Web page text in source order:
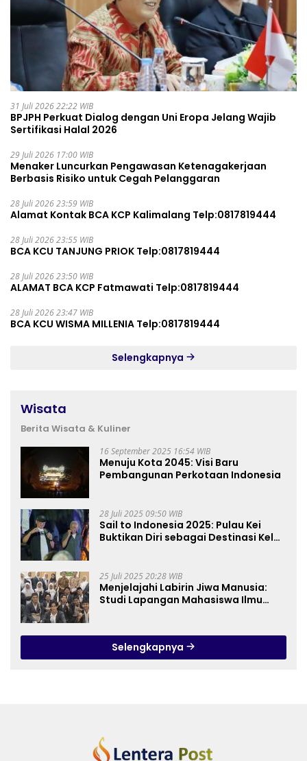
31 Juli 2026 22:22 WIB
BPJPH Perkuat Dialog dengan Uni Eropa Jelang Wajib
Sertifikasi Halal 2026
29 Juli 2026 17:00 WIB
Menaker Luncurkan Pengawasan Ketenagakerjaan
Berbasis Risiko untuk Cegah Pelanggaran
28 Juli 2026 23:59 WIB
Alamat Kontak BCA KCP Kalimalang Telp:0817819444
28 Juli 2026 23:55 WIB
BCA KCU TANJUNG PRIOK Telp:0817819444
28 Juli 2026 23:50 WIB
ALAMAT BCA KCP Fatmawati Telp:0817819444
28 Juli 2026 23:47 WIB
BCA KCU WISMA MILLENIA Telp:0817819444
Selengkapnya
Wisata
Berita Wisata & Kuliner
16 September 2025 16:54 WIB
Menuju Kota 2045: Visi Baru
Pembangunan Perkotaan Indonesia
28 Juli 2025 09:50 WIB
Sail to Indonesia 2025: Pulau Kei
Buktikan Diri sebagai Destinasi Kelas
25 Juli 2025 20:28 WIB
Menjelajahi Labirin Jiwa Manusia:
Studi Lapangan Mahasiswa Ilmu
Selengkapnya